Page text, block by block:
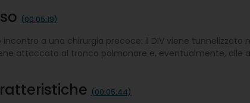
(00:05:19)
a una chirurgia precoce: il DIV viene
attaccato al tronco polmonare e, eventualmente, alle
(00:05:44)